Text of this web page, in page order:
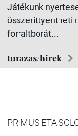
Játékunk
összerittyentheti
forraltborát...
turazas/hirek
PRIMUS ETA